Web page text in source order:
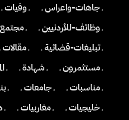
ـ جاهات-واعراس ـ
ـ وفيات ـ
ـ وظائف-للأردنيين ـ
ـ
ـ تبليغات-قضائية ـ
ـ مقالات ـ
ـ مستثمرون ـ
ـ شهادة ـ ـ
ـ مناسبات ـ
ـ جامعات ـ
ـ
ـ خليجيات ـ
ـ مغاربيات ـ ـ